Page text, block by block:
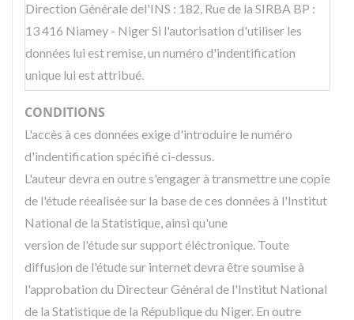
Direction Générale del'INS : 182, Rue de la SIRBA BP :
13 416 Niamey - NigerSi l'autorisation d'utiliser les
données lui est remise, un numéro d'indentification
unique lui est attribué.
CONDITIONS
L'accès à ces données exige d'introduire le numéro
d'indentification spécifié ci-dessus.
L'auteur devra en outre s'engager à transmettre une copie
de l'étude réealisée sur la base de ces données à l'Institut
National de la Statistique, ainsi qu'une
version de l'étude sur support éléctronique. Toute
diffusion de l'étude sur internet devra être soumise à
l'approbation du Directeur Général de l'Institut National
de la Statistique de la République du Niger. En outre